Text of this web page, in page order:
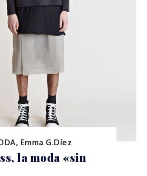
, Emma G.Díez
la moda «sin